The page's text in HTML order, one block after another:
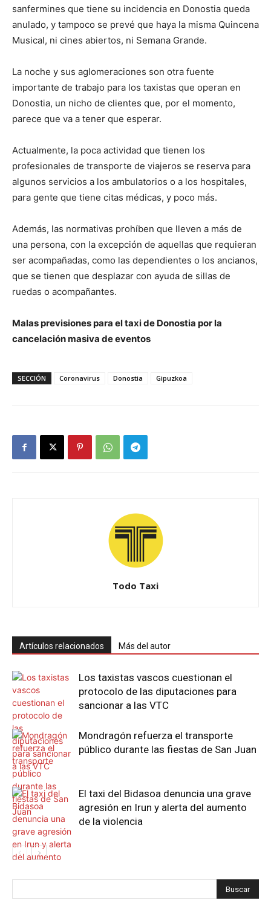
sanfermines que tiene su incidencia en Donostia queda
anulado, y tampoco se prevé que haya la misma Quincena
Musical, ni cines abiertos, ni Semana Grande.
La noche y sus aglomeraciones son otra fuente
importante de trabajo para los taxistas que operan en
Donostia, un nicho de clientes que, por el momento,
parece que va a tener que esperar.
Actualmente, la poca actividad que tienen los
profesionales de transporte de viajeros se reserva para
algunos servicios a los ambulatorios o a los hospitales,
para gente que tiene citas médicas, y poco más.
Además, las normativas prohíben que lleven a más de
una persona, con la excepción de aquellas que requieran
ser acompañadas, como las dependientes o los ancianos,
que se tienen que desplazar con ayuda de sillas de
ruedas o acompañantes.
Malas previsiones para el taxi de Donostia por la
cancelación masiva de eventos
SECCIÓN Coronavirus Donostia Gipuzkoa
Todo Taxi
Artículos relacionados Más del autor
Los taxistas vascos cuestionan el
protocolo de las diputaciones para
sancionar a las VTC
Mondragón refuerza el transporte
público durante las fiestas de San Juan
El taxi del Bidasoa denuncia una grave
agresión en Irun y alerta del aumento
de la violencia